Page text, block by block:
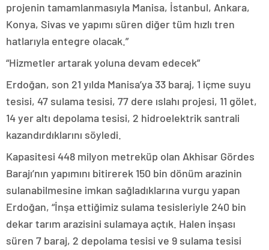
projenin tamamlanmasıyla Manisa, İstanbul, Ankara,
Konya, Sivas ve yapımı süren diğer tüm hızlı tren
hatlarıyla entegre olacak.”
“Hizmetler artarak yoluna devam edecek”
Erdoğan, son 21 yılda Manisa’ya 33 baraj, 1 içme suyu
tesisi, 47 sulama tesisi, 77 dere ıslahı projesi, 11 gölet,
14 yer altı depolama tesisi, 2 hidroelektrik santrali
kazandırdıklarını söyledi.
Kapasitesi 448 milyon metreküp olan Akhisar Gördes
Barajı’nın yapımını bitirerek 150 bin dönüm arazinin
sulanabilmesine imkan sağladıklarına vurgu yapan
Erdoğan, “İnşa ettiğimiz sulama tesisleriyle 240 bin
dekar tarım arazisini sulamaya açtık. Halen inşası
süren 7 baraj, 2 depolama tesisi ve 9 sulama tesisi